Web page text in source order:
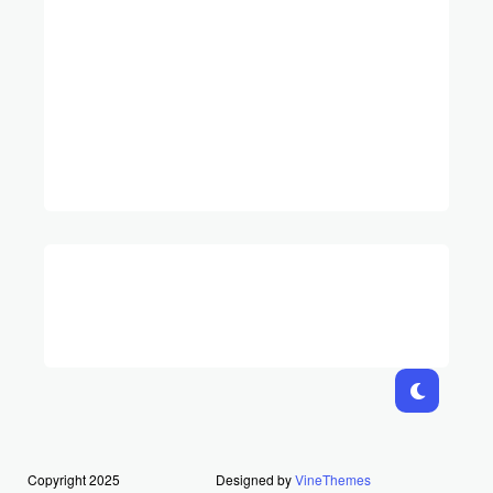
Copyright 2025 Designed byVineThemes